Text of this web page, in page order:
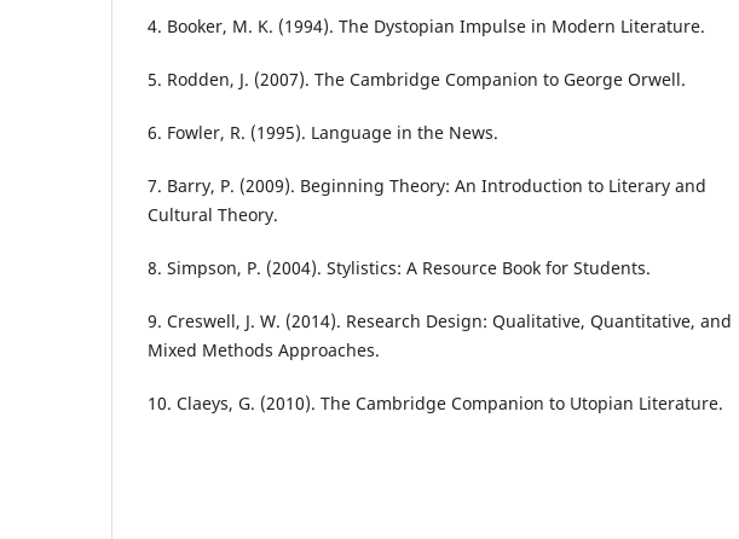
4. Booker, M. K. (1994). The Dystopian Impulse in Modern Literature.
5. Rodden, J. (2007). The Cambridge Companion to George Orwell.
6. Fowler, R. (1995). Language in the News.
7. Barry, P. (2009). Beginning Theory: An Introduction to Literary and
Cultural Theory.
8. Simpson, P. (2004). Stylistics: A Resource Book for Students.
9. Creswell, J. W. (2014). Research Design: Qualitative, Quantitative, and
Mixed Methods Approaches.
10. Claeys, G. (2010). The Cambridge Companion to Utopian Literature.